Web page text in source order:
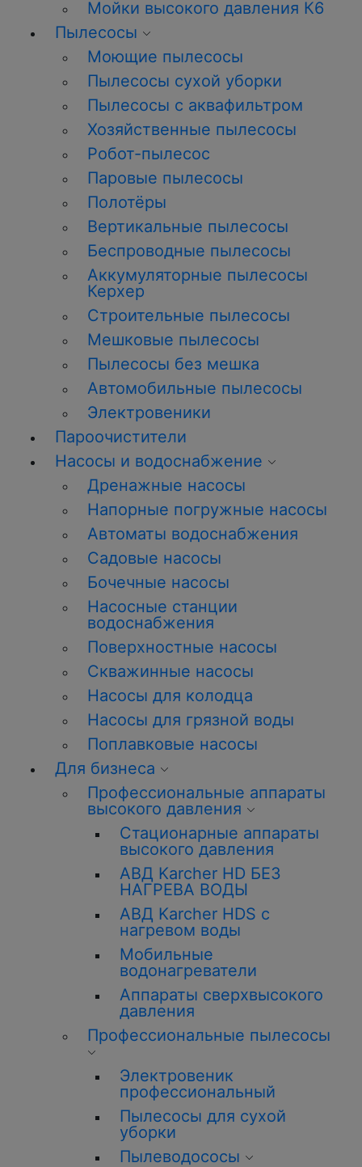
Мойки высокого давления К6
Пылесосы
Моющие пылесосы
Пылесосы сухой уборки
Пылесосы с аквафильтром
Хозяйственные пылесосы
Робот-пылесос
Паровые пылесосы
Полотёры
Вертикальные пылесосы
Беспроводные пылесосы
Аккумуляторные пылесосы
Керхер
Строительные пылесосы
Мешковые пылесосы
Пылесосы без мешка
Автомобильные пылесосы
Электровеники
Пароочистители
Насосы и водоснабжение
Дренажные насосы
Напорные погружные насосы
Автоматы водоснабжения
Садовые насосы
Бочечные насосы
Насосные станции
водоснабжения
Поверхностные насосы
Скважинные насосы
Насосы для колодца
Насосы для грязной воды
Поплавковые насосы
Для бизнеса
Профессиональные аппараты
высокого давления
Стационарные аппараты
высокого давления
АВД Karcher HD БЕЗ
НАГРЕВА ВОДЫ
АВД Karcher HDS с
нагревом воды
Мобильные
водонагреватели
Аппараты сверхвысокого
давления
Профессиональные пылесосы
Электровеник
профессиональный
Пылесосы для сухой
уборки
Пылеводососы